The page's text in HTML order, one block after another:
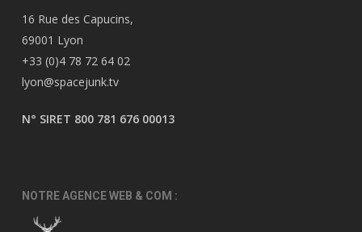
16 Rue des Capucins,
69001 Lyon
+33 (0)4 78 72 64 02
lyon@spacejunk.tv
N° SIRET 800 781 676 00013
NOTRE AGENCE WEB & COM :